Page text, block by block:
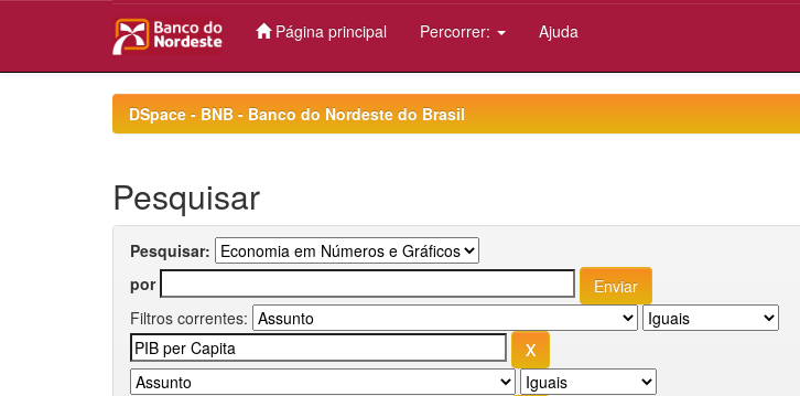
Página principal Percorrer: Ajuda
DSpace - BNB - Banco do Nordeste do Brasil
Pesquisar
Pesquisar:
por
Filtros correntes: